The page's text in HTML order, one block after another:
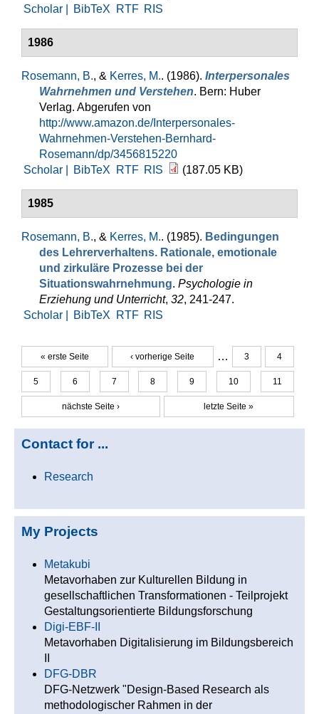
Scholar |
BibTeX RTF RIS
1986
Rosemann, B., & Kerres, M.. (1986). Interpersonales
Wahrneh­men und Verstehen. Bern: Huber
Verlag. Abgerufen von
http://www.amazon.de/Interpersonales-
Wahrnehmen-Verstehen-Bernhard-
Rosemann/dp/3456815220
Scholar |
BibTeX RTF RIS (187.05 KB)
1985
Rosemann, B., & Kerres, M.. (1985). Bedingungen
des Lehrerverhaltens. Ra­tionale, emotionale
und zirkuläre Pro­zesse bei der
Situationswahrneh­mung. Psychologie in
Erziehung und Unterricht, 32, 241-247.
Scholar |
BibTeX RTF RIS
Seiten
« erste Seite ‹ vorherige Seite … 3 4
5 6 7 8 9 10 11
nächste Seite › letzte Seite »
Contact for ...
Research
My Projects
Metakubi
Metavorhaben zur Kulturellen Bildung in
gesellschaftlichen Transformationen - Teilprojekt
Gestaltungsorientierte Bildungsforschung
Digi-EBF-II
Metavorhaben Digitalisierung im Bildungsbereich
DFG-DBR
DFG-Netzwerk "Design-Based Research als
methodologischer Rahmen in der